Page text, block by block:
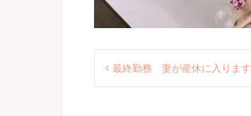
投最終勤務 妻が産休に入ります